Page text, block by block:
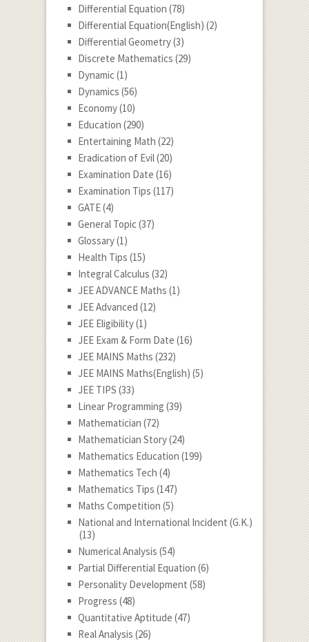
Differential Equation (78)
Differential Equation(English) (2)
Differential Geometry(3)
Discrete Mathematics (29)
Dynamic(1)
Dynamics (56)
Economy(10)
Education (290)
Entertaining Math (22)
Eradication of Evil(20)
Examination Date (16)
Examination Tips (117)
GATE(4)
General Topic(37)
Glossary(1)
Health Tips (15)
Integral Calculus (32)
JEE ADVANCE Maths (1)
JEE Advanced (12)
JEE Eligibility(1)
JEE Exam & Form Date (16)
JEE MAINS Maths (232)
JEE MAINS Maths(English) (5)
JEE TIPS (33)
Linear Programming (39)
Mathematician (72)
Mathematician Story(24)
Mathematics Education (199)
Mathematics Tech (4)
Mathematics Tips (147)
Maths Competition (5)
National and International Incident (G.K.)
(13)
Numerical Analysis (54)
Partial Differential Equation (6)
Personality Development (58)
Progress (48)
Quantitative Aptitude (47)
Real Analysis (26)